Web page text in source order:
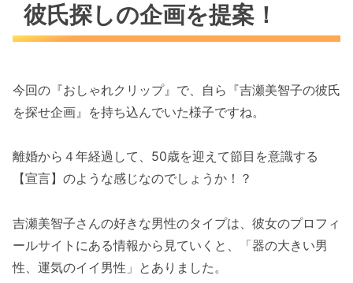
彼氏探しの企画を提案！
今回の『おしゃれクリップ』で、自ら『吉瀬美智子の彼氏
を探せ企画』を持ち込んでいた様子ですね。
離婚から４年経過して、50歳を迎えて節目を意識する
【宣言】のような感じなのでしょうか！？
吉瀬美智子さんの好きな男性のタイプは、彼女のプロフィ
ールサイトにある情報から見ていくと、「器の大きい男
性、運気のイイ男性」とありました。